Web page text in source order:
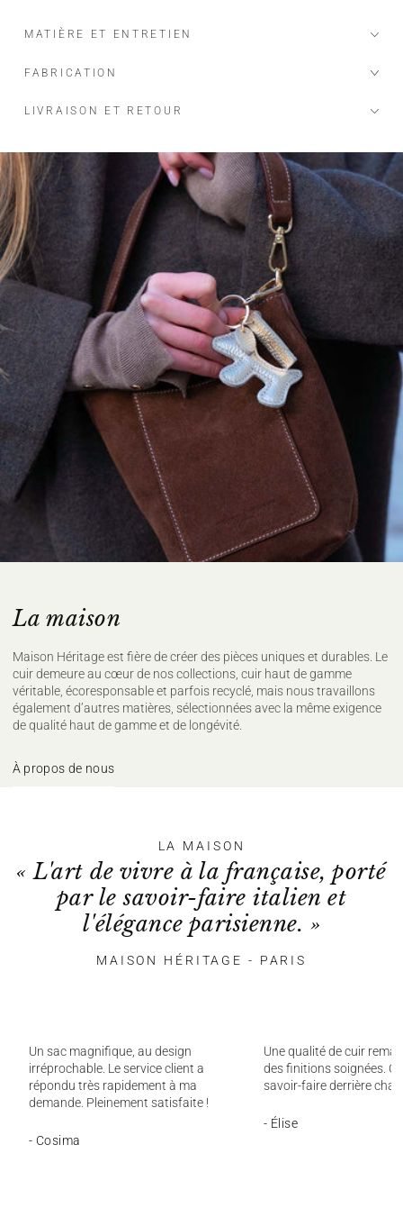
MATIÈRE ET ENTRETIEN
FABRICATION
LIVRAISON ET RETOUR
La maison
Maison Héritage est fière de créer des pièces uniques et durables. Le
cuir demeure au cœur de nos collections, cuir haut de gamme
véritable, écoresponsable et parfois recyclé, mais nous travaillons
également d’autres matières, sélectionnées avec la même exigence
de qualité haut de gamme et de longévité.
À propos de nous
LA MAISON
« L'art de vivre à la française, porté
par le savoir-faire italien et
l'élégance parisienne. »
MAISON HÉRITAGE - PARIS
Un sac magnifique, au design
irréprochable. Le service client a
répondu très rapidement à ma
demande. Pleinement satisfaite !
- Cosima
Une qualité de cuir
des finitions soignées.
savoir-faire derrière
- Élise